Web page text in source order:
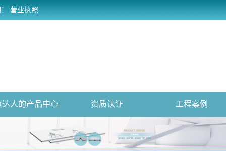
营业执照
达人的产品中心 资质认证 工程案例